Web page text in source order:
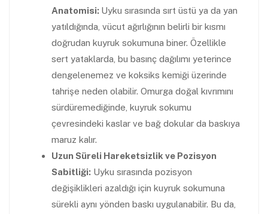
Anatomisi: Uyku sırasında sırt üstü ya da yan
yatıldığında, vücut ağırlığının belirli bir kısmı
doğrudan kuyruk sokumuna biner. Özellikle
sert yataklarda, bu basınç dağılımı yeterince
dengelenemez ve koksiks kemiği üzerinde
tahrişe neden olabilir. Omurga doğal kıvrımını
sürdüremediğinde, kuyruk sokumu
çevresindeki kaslar ve bağ dokular da baskıya
maruz kalır.
Uzun Süreli Hareketsizlik ve Pozisyon
Sabitliği: Uyku sırasında pozisyon
değişiklikleri azaldığı için kuyruk sokumuna
sürekli aynı yönden baskı uygulanabilir. Bu da,